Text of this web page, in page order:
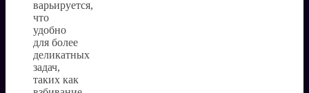
варьируется,
что
удобно
для более
деликатных
задач,
таких как